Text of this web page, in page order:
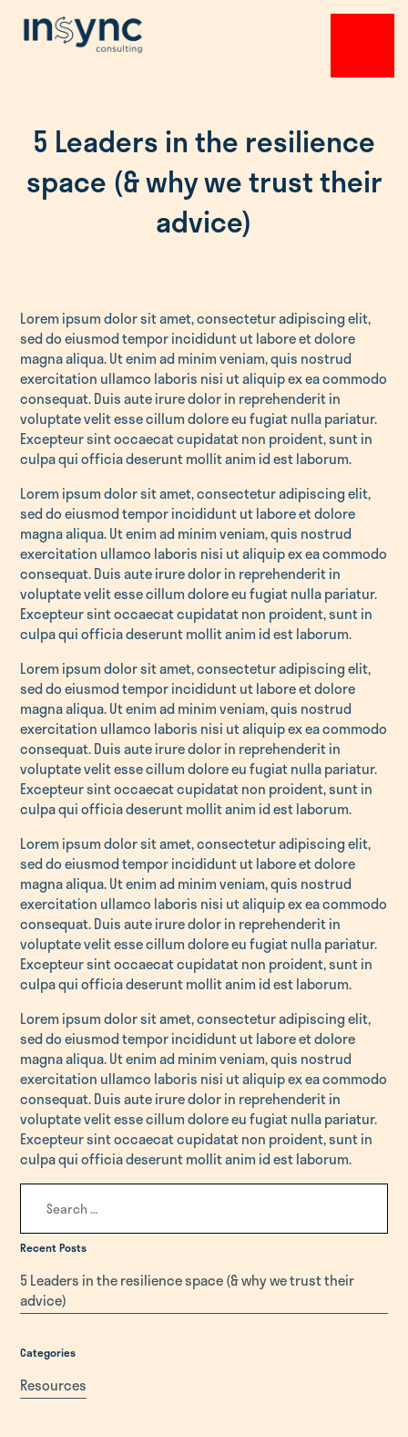
About
Resources
Get in Touch
5 Leaders in the resilience
space (& why we trust their
advice)
Lorem ipsum dolor sit amet, consectetur adipiscing elit,
sed do eiusmod tempor incididunt ut labore et dolore
magna aliqua. Ut enim ad minim veniam, quis nostrud
exercitation ullamco laboris nisi ut aliquip ex ea commodo
consequat. Duis aute irure dolor in reprehenderit in
voluptate velit esse cillum dolore eu fugiat nulla pariatur.
Excepteur sint occaecat cupidatat non proident, sunt in
culpa qui officia deserunt mollit anim id est laborum.
Lorem ipsum dolor sit amet, consectetur adipiscing elit,
sed do eiusmod tempor incididunt ut labore et dolore
magna aliqua. Ut enim ad minim veniam, quis nostrud
exercitation ullamco laboris nisi ut aliquip ex ea commodo
consequat. Duis aute irure dolor in reprehenderit in
voluptate velit esse cillum dolore eu fugiat nulla pariatur.
Excepteur sint occaecat cupidatat non proident, sunt in
culpa qui officia deserunt mollit anim id est laborum.
Lorem ipsum dolor sit amet, consectetur adipiscing elit,
sed do eiusmod tempor incididunt ut labore et dolore
magna aliqua. Ut enim ad minim veniam, quis nostrud
exercitation ullamco laboris nisi ut aliquip ex ea commodo
consequat. Duis aute irure dolor in reprehenderit in
voluptate velit esse cillum dolore eu fugiat nulla pariatur.
Excepteur sint occaecat cupidatat non proident, sunt in
culpa qui officia deserunt mollit anim id est laborum.
Lorem ipsum dolor sit amet, consectetur adipiscing elit,
sed do eiusmod tempor incididunt ut labore et dolore
magna aliqua. Ut enim ad minim veniam, quis nostrud
exercitation ullamco laboris nisi ut aliquip ex ea commodo
consequat. Duis aute irure dolor in reprehenderit in
voluptate velit esse cillum dolore eu fugiat nulla pariatur.
Excepteur sint occaecat cupidatat non proident, sunt in
culpa qui officia deserunt mollit anim id est laborum.
Lorem ipsum dolor sit amet, consectetur adipiscing elit,
sed do eiusmod tempor incididunt ut labore et dolore
magna aliqua. Ut enim ad minim veniam, quis nostrud
exercitation ullamco laboris nisi ut aliquip ex ea commodo
consequat. Duis aute irure dolor in reprehenderit in
voluptate velit esse cillum dolore eu fugiat nulla pariatur.
Excepteur sint occaecat cupidatat non proident, sunt in
culpa qui officia deserunt mollit anim id est laborum.
Recent Posts
5 Leaders in the resilience space (& why we trust their
advice)
Categories
Resources